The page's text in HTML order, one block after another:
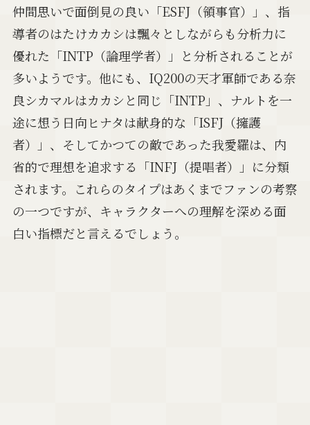
仲間思いで面倒見の良い「ESFJ（領事官）」、指
導者のはたけカカシは飄々としながらも分析力に
優れた「INTP（論理学者）」と分析されることが
多いようです。他にも、IQ200の天才軍師である奈
良シカマルはカカシと同じ「INTP」、ナルトを一
途に想う日向ヒナタは献身的な「ISFJ（擁護
者）」、そしてかつての敵であった我愛羅は、内
省的で理想を追求する「INFJ（提唱者）」に分類
されます。これらのタイプはあくまでファンの考察
の一つですが、キャラクターへの理解を深める面
白い指標だと言えるでしょう。